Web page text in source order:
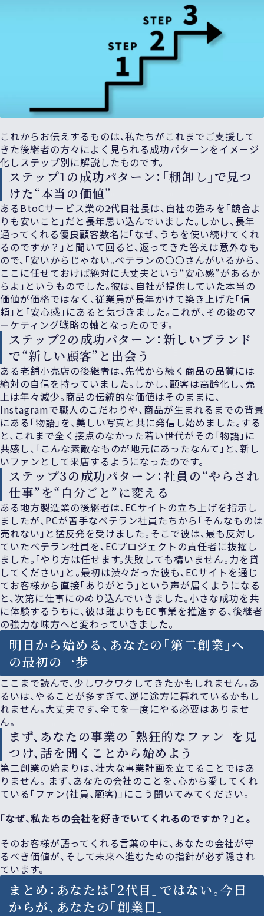
これからお伝えするものは、私たちがこれまでご支援して
きた後継者の方々によく見られる成功パターンをイメージ
化しステップ別に解説したものです。
ステップ1の成功パターン：「棚卸し」で見つ
けた“本当の価値”
あるBtoCサービス業の2代目社長は、自社の強みを「競合よ
りも安いこと」だと長年思い込んでいました。しかし、長年
通ってくれる優良顧客数名に「なぜ、うちを使い続けてくれ
るのですか？」と聞いて回ると、返ってきた答えは意外なも
ので、「安いからじゃない。ベテランの〇〇さんがいるから、
ここに任せておけば絶対に大丈夫という“安心感”があるか
らよ」というものでした。彼は、自社が提供していた本当の
価値が価格ではなく、従業員が長年かけて築き上げた「信
頼」と「安心感」にあると気づきました。これが、その後のマ
ーケティング戦略の軸となったのです。
ステップ2の成功パターン：新しいブランド
で“新しい顧客”と出会う
ある老舗小売店の後継者は、先代から続く商品の品質には
絶対の自信を持っていました。しかし、顧客は高齢化し、売
上は年々減少。商品の伝統的な価値はそのままに、
Instagramで職人のこだわりや、商品が生まれるまでの背景
にある「物語」を、美しい写真と共に発信し始めました。する
と、これまで全く接点のなかった若い世代がその「物語」に
共感し、「こんな素敵なものが地元にあったなんて」と、新し
いファンとして来店するようになったのです。
ステップ3の成功パターン：社員の“やらされ
仕事”を“自分ごと”に変える
ある地方製造業の後継者は、ECサイトの立ち上げを指示し
ましたが、PCが苦手なベテラン社員たちから「そんなものは
売れない」と猛反発を受けました。そこで彼は、最も反対し
ていたベテラン社員を、ECプロジェクトの責任者に抜擢し
ました。「やり方は任せます。失敗しても構いません。力を貸
してください」と。最初は渋々だった彼も、ECサイトを通じ
てお客様から直接「ありがとう」という声が届くようになる
と、次第に仕事にのめり込んでいきました。小さな成功を共
に体験するうちに、彼は誰よりもEC事業を推進する、後継者
の強力な味方へと変わっていきました。
明日から始める、あなたの「第二創業」へ
の最初の一歩
ここまで読んで、少しワクワクしてきたかもしれません。あ
るいは、やることが多すぎて、逆に途方に暮れているかもし
れません。大丈夫です、全てを一度にやる必要はありませ
ん。
まず、あなたの事業の「熱狂的なファン」を見
つけ、話を聞くことから始めよう
第二創業の始まりは、壮大な事業計画を立てることではあ
りません。 まず、あなたの会社のことを、心から愛してくれ
ている「ファン(社員、顧客)」にこう聞いてみてください。
「なぜ、私たちの会社を好きでいてくれるのですか？」と。
そのお客様が語ってくれる言葉の中に、あなたの会社が守
るべき価値が、そして未来へ進むための指針が必ず隠され
ています。
まとめ：あなたは「2代目」ではない。今日
からが、あなたの「創業日」